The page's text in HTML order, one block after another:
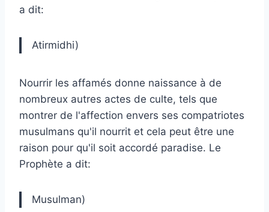
a dit:
Atirmidhi)
Nourrir les affamés donne naissance à de
nombreux autres actes de culte, tels que
montrer de l'affection envers ses compatriotes
musulmans qu'il nourrit et cela peut être une
raison pour qu'il soit accordé paradise. Le
Prophète a dit:
Musulman)